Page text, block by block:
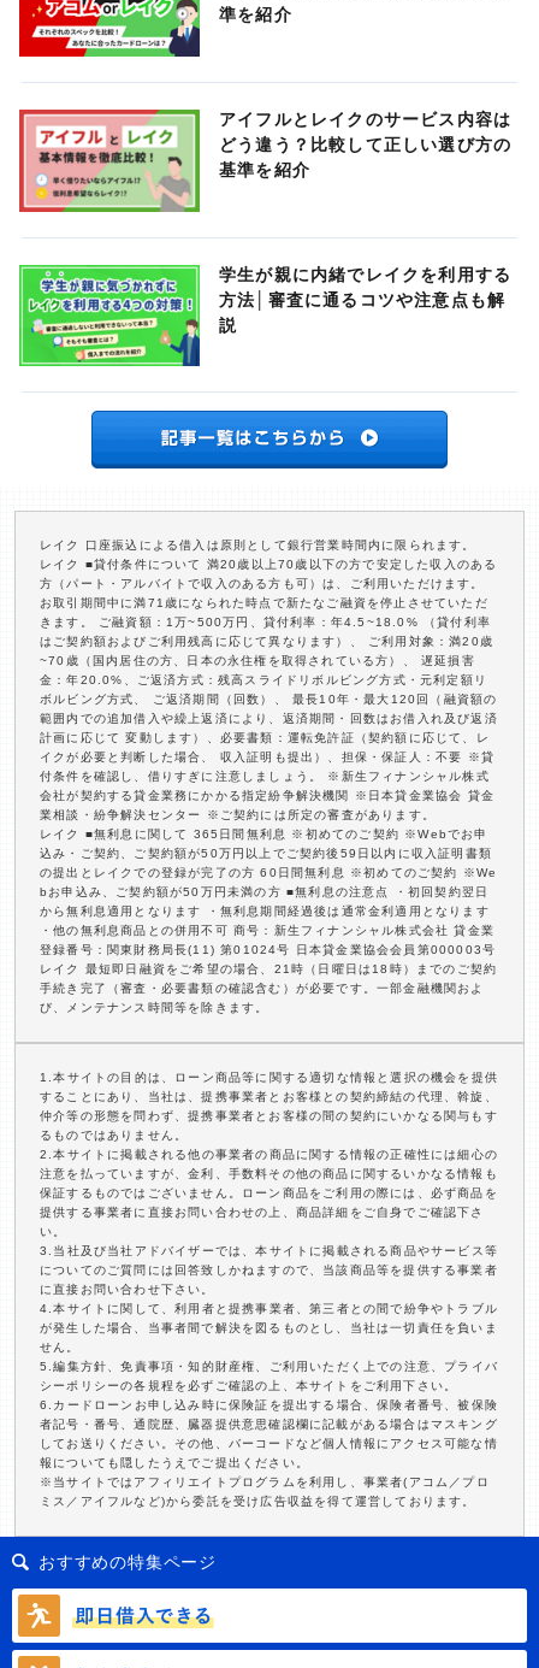
準を紹介
アイフルとレイクのサービス内容は
どう違う？比較して正しい選び方の
基準を紹介
学生が親に内緒でレイクを利用する
方法│審査に通るコツや注意点も解
説
レイク 口座振込による借入は原則として銀行営業時間内に限られます。
レイク ■貸付条件について 満20歳以上70歳以下の方で安定した収入のある
方（パート・アルバイトで収入のある方も可）は、ご利用いただけます。
お取引期間中に満71歳になられた時点で新たなご融資を停止させていただ
きます。 ご融資額：1万~500万円、貸付利率：年4.5~18.0% （貸付利率
はご契約額およびご利用残高に応じて異なります）、 ご利用対象：満20歳
~70歳（国内居住の方、日本の永住権を取得されている方）、 遅延損害
金：年20.0%、ご返済方式：残高スライドリボルビング方式・元利定額リ
ボルビング方式、 ご返済期間（回数）、 最長10年・最大120回（融資額の
範囲内での追加借入や繰上返済により、返済期間・回数はお借入れ及び返済
計画に応じて 変動します）、必要書類：運転免許証（契約額に応じて、レ
イクが必要と判断した場合、 収入証明も提出）、担保・保証人：不要 ※貸
付条件を確認し、借りすぎに注意しましょう。 ※新生フィナンシャル株式
会社が契約する貸金業務にかかる指定紛争解決機関 ※日本貸金業協会 貸金
業相談・紛争解決センター ※ご契約には所定の審査があります。
レイク ■無利息に関して 365日間無利息 ※初めてのご契約 ※Webでお申
込み・ご契約、ご契約額が50万円以上でご契約後59日以内に収入証明書類
の提出とレイクでの登録が完了の方 60日間無利息 ※初めてのご契約 ※We
bお申込み、ご契約額が50万円未満の方 ■無利息の注意点 ・初回契約翌日
から無利息適用となります ・無利息期間経過後は通常金利適用となります
・他の無利息商品との併用不可 商号：新生フィナンシャル株式会社 貸金業
登録番号：関東財務局長(11) 第01024号 日本貸金業協会会員第000003号
レイク 最短即日融資をご希望の場合、21時（日曜日は18時）までのご契約
手続き完了（審査・必要書類の確認含む）が必要です。一部金融機関およ
び、メンテナンス時間等を除きます。
1.本サイトの目的は、ローン商品等に関する適切な情報と選択の機会を提供
することにあり、当社は、提携事業者とお客様との契約締結の代理、斡旋、
仲介等の形態を問わず、提携事業者とお客様の間の契約にいかなる関与もす
るものではありません。
2.本サイトに掲載される他の事業者の商品に関する情報の正確性には細心の
注意を払っていますが、金利、手数料その他の商品に関するいかなる情報も
保証するものではございません。ローン商品をご利用の際には、必ず商品を
提供する事業者に直接お問い合わせの上、商品詳細をご自身でご確認下さ
い。
3.当社及び当社アドバイザーでは、本サイトに掲載される商品やサービス等
についてのご質問には回答致しかねますので、当該商品等を提供する事業者
に直接お問い合わせ下さい。
4.本サイトに関して、利用者と提携事業者、第三者との間で紛争やトラブル
が発生した場合、当事者間で解決を図るものとし、当社は一切責任を負いま
せん。
5.編集方針、免責事項・知的財産権、ご利用いただく上での注意、プライバ
シーポリシーの各規程を必ずご確認の上、本サイトをご利用下さい。
6.カードローンお申し込み時に保険証を提出する場合、保険者番号、被保険
者記号・番号、通院歴、臓器提供意思確認欄に記載がある場合はマスキング
してお送りください。その他、バーコードなど個人情報にアクセス可能な情
報についても隠したうえでご提出ください。
※当サイトではアフィリエイトプログラムを利用し、事業者(アコム／プロ
ミス／アイフルなど)から委託を受け広告収益を得て運営しております。
おすすめの特集ページ